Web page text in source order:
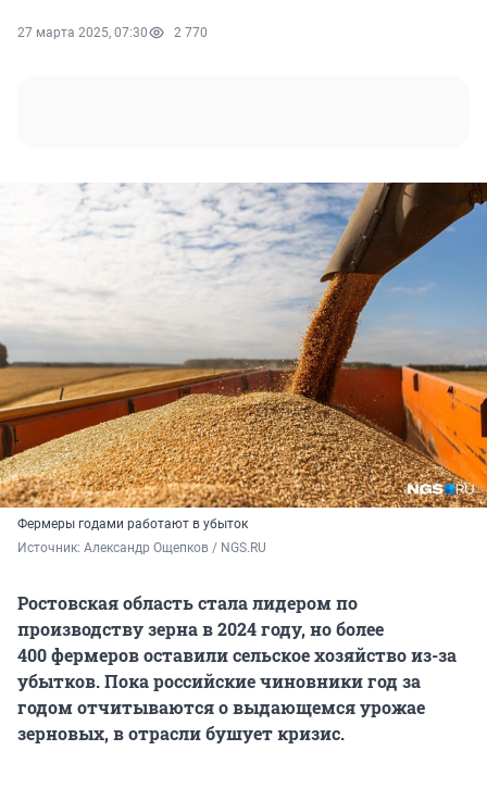
27 марта 2025, 07:30 2 770
Фермеры годами работают в убыток
Источник: Александр Ощепков / NGS.RU
Ростовская область стала лидером по
производству зерна в 2024 году, но более
400 фермеровоставили сельское хозяйство из-за
убытков. Пока российские чиновники год за
годом отчитываются о выдающемся урожае
зерновых, в отрасли бушует кризис.